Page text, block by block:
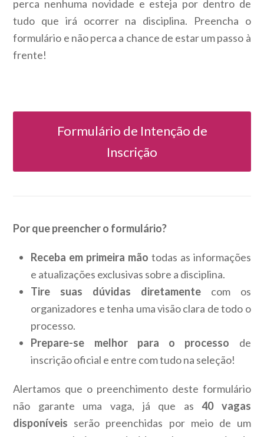
perca nenhuma novidade e esteja por dentro de
tudo que irá ocorrer na disciplina. Preencha o
formulário e não perca a chance de estar um passo à
frente!
Formulário de Intenção de
Inscrição
Por que preencher o formulário?
Receba em primeira mão todas as informações
e atualizações exclusivas sobre a disciplina.
Tire suas dúvidas diretamente
com os
organizadores e tenha uma visão clara de todo o
processo.
Prepare-se melhor para o processo
de
inscrição oficial e entre com tudo na seleção!
Alertamos que o preenchimento deste formulário
não garante uma vaga, já que as40 vagas
disponíveis serão preenchidas por meio de um